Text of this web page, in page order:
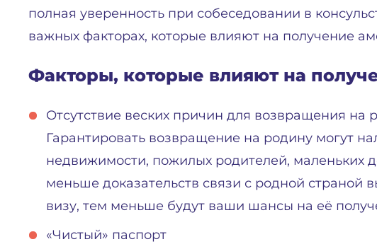
полная уверенность при собеседовании в
важных факторах, которые влияют на получение
Факторы, которые влияют на
Отсутствие веских причин для возвращения на
Гарантировать возвращение на родину могут
недвижимости, пожилых родителей, маленьких
меньше доказательств связи с родной страной
визу, тем меньше будут ваши шансы на её
«Чистый» паспорт